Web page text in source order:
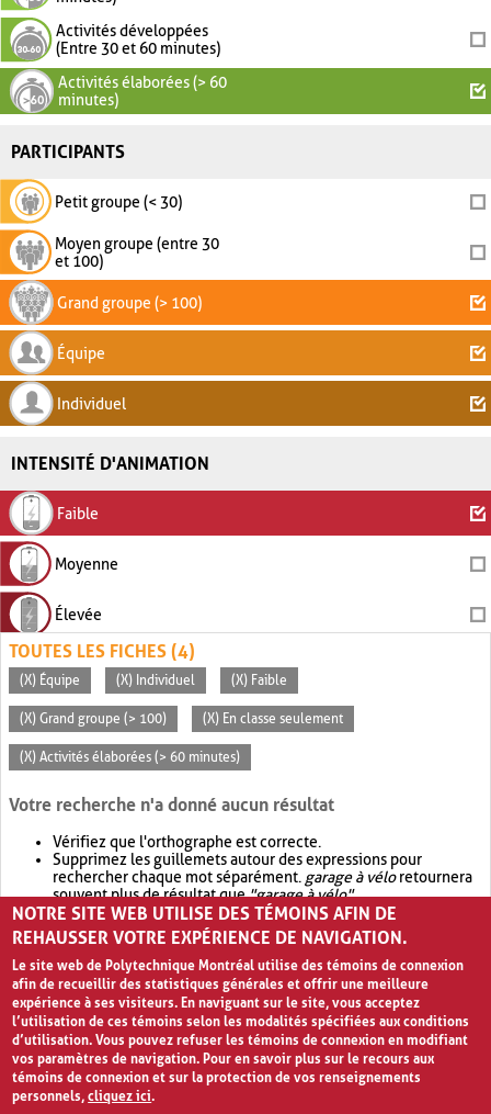
Activités développées
(Entre 30 et 60 minutes)
Activités élaborées (> 60
minutes)
PARTICIPANTS
Petit groupe (< 30)
Moyen groupe (entre 30
et 100)
Grand groupe (> 100)
Équipe
Individuel
INTENSITÉ D'ANIMATION
Faible
Moyenne
Élevée
TOUTES LES FICHES (4)
(X) Équipe (X) Individuel (X) Faible
(X) Grand groupe (> 100) (X) En classe seulement
(X) Activités élaborées (> 60 minutes)
Votre recherche n'a donné aucun résultat
Vérifiez que l'orthographe est correcte.
Supprimez les guillemets autour des expressions pour
rechercher chaque mot séparément. garage à véloretournera
souvent plus de résultat que"garage à vélo".
Envisagez d'élargir votre recherche avec OR.garage OR vélo
retournera souvent plus de résultat quegarage à vélo
NOTRE SITE WEB UTILISE DES TÉMOINS AFIN DE
REHAUSSER VOTRE EXPÉRIENCE DE NAVIGATION.
Le site web de Polytechnique Montréal utilise des témoins de connexion
afin de recueillir des statistiques générales et offrir une meilleure
expérience à ses visiteurs. En naviguant sur le site, vous acceptez
l’utilisation de ces témoins selon les modalités spécifiées aux conditions
d’utilisation. Vous pouvez refuser les témoins de connexion en modifiant
vos paramètres de navigation. Pour en savoir plus sur le recours aux
témoins de connexion et sur la protection de vos renseignements
personnels,cliquez ici.